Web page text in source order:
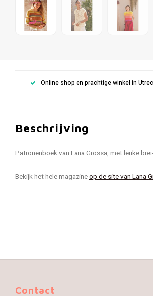
Online shop en prachtige winkel in
Beschrijving
Patronenboek van Lana Grossa, met leuke
Bekijk het hele magazineop de site van Lana
Contact